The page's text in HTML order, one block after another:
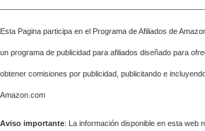
Esta Pagina participa en el Programa de Afiliados de
un programa de publicidad para afiliados diseñado para
obtener comisiones por publicidad, publicitando e
Amazon.com
Aviso importante: La información disponible en esta web